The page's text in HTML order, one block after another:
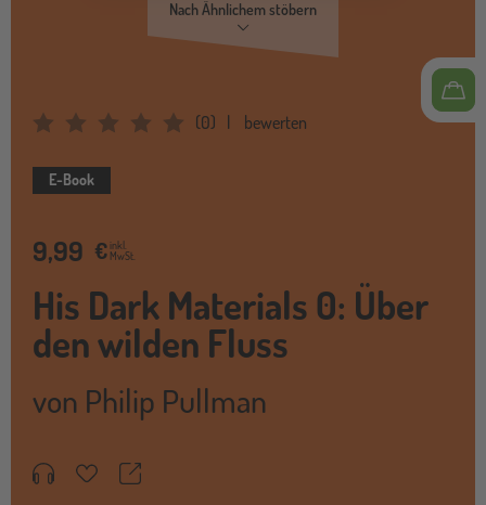
Nach Ähnlichem stöbern
Average Rating: 0 (0) bewerten
E-Book
9,99 €inkl.
MwSt.
His Dark Materials 0: Über
den wilden Fluss
von Philip Pullman
MerkzettelTeilen